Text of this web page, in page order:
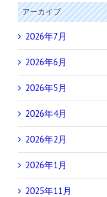
アーカイブ
2026年7月
2026年6月
2026年5月
2026年4月
2026年2月
2026年1月
2025年11月